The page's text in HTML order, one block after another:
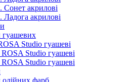
Сонет акрилові
Ладога акрилові
Studio гуашеві
Studio гуашеві
Studio гуашеві
фарб